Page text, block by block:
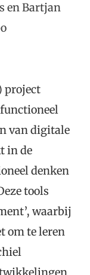
en Bartjan
project
van digitale
in de
denken
tools
waarbij
om te leren